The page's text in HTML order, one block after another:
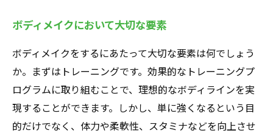
ボディメイクにおいて大切な要素
ボディメイクをするにあたって大切な要素は何でしょう
か。まずはトレーニングです。効果的なトレーニングプ
ログラムに取り組むことで、理想的なボディラインを実
現することができます。しかし、単に強くなるという目
的だけでなく、体力や柔軟性、スタミナなどを向上させ